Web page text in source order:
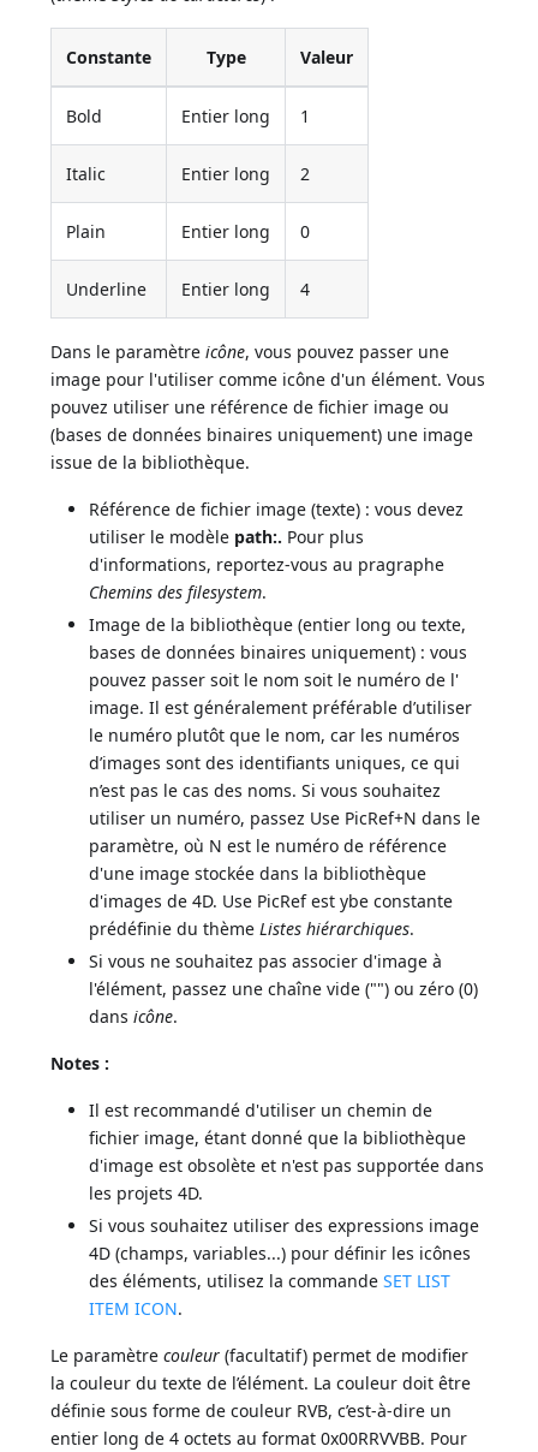
Constante Type Valeur
Bold Entier long 1
Italic Entier long 2
Plain Entier long 0
Underline Entier long 4
Dans le paramètreicône, vous pouvez passer une
image pour l'utiliser comme icône d'un élément. Vous
pouvez utiliser une référence de fichier image ou
(bases de données binaires uniquement) une image
issue de la bibliothèque.
Référence de fichier image (texte) : vous devez
utiliser le modèle path:. Pour plus
d'informations, reportez-vous au pragraphe
Chemins des filesystem.
Image de la bibliothèque (entier long ou texte,
bases de données binaires uniquement) : vous
pouvez passer soit le nom soit le numéro de l'
image. Il est généralement préférable d’utiliser
le numéro plutôt que le nom, car les numéros
d’images sont des identifiants uniques, ce qui
n’est pas le cas des noms. Si vous souhaitez
utiliser un numéro, passez Use PicRef+N dans le
paramètre, où N est le numéro de référence
d'une image stockée dans la bibliothèque
d'images de 4D. Use PicRef est ybe constante
prédéfinie du thèmeListes hiérarchiques.
Si vous ne souhaitez pas associer d'image à
l'élément, passez une chaîne vide ("") ou zéro (0)
dansicône.
Notes :
Il est recommandé d'utiliser un chemin de
fichier image, étant donné que la bibliothèque
d'image est obsolète et n'est pas supportée dans
les projets 4D.
Si vous souhaitez utiliser des expressions image
4D (champs, variables...) pour définir les icônes
des éléments, utilisez la commandeSET LIST
ITEM ICON.
Le paramètrecouleur (facultatif) permet de modifier
la couleur du texte de l’élément. La couleur doit être
définie sous forme de couleur RVB, c’est-à-dire un
entier long de 4 octets au format 0x00RRVVBB. Pour